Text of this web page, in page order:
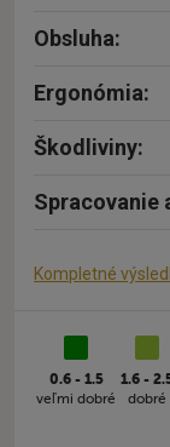
Obsluha:
Ergonómia:
Škodliviny:
Spracovanie
Kompletné
0.6 - 1.5
veľmi dobré
1.6 -
dobré